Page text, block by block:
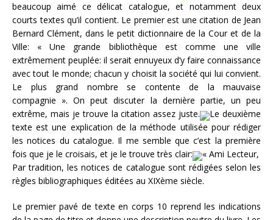
beaucoup aimé ce délicat catalogue, et notamment deux
courts textes qu’il contient. Le premier est une citation de Jean
Bernard Clément, dans le petit dictionnaire de la Cour et de la
Ville: « Une grande bibliothèque est comme une ville
extrêmement peuplée: il serait ennuyeux d’y faire connaissance
avec tout le monde; chacun y choisit la société qui lui convient.
Le plus grand nombre se contente de la mauvaise
compagnie ». On peut discuter la dernière partie, un peu
extrême, mais je trouve la citation assez juste.
Le deuxième
texte est une explication de la méthode utilisée pour rédiger
les notices du catalogue. Il me semble que c’est la première
fois que je le croisais, et je le trouve très clair:
« Ami Lecteur,
Par tradition, les notices de catalogue sont rédigées selon les
règles bibliographiques éditées au XIXème siècle.
Le premier pavé de texte en corps 10 reprend les indications